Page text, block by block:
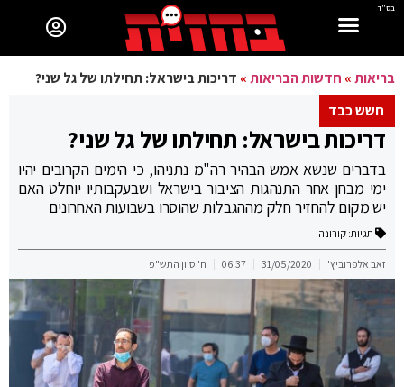
בס"ד
בריאות» חדשות הבריאות» דריכות בישראל: תחילתו של גל שני?
חשש כבד
דריכות בישראל: תחילתו של גל שני?
בדברים שנשא אמש הבהיר רה"מ נתניהו, כי הימים הקרובים יהיו
ימי מבחן אחר התנהגות הציבור בישראל ושבעקבותיו יוחלט האם
יש מקום להחזיר חלק מההגבלות שהוסרו בשבועות האחרונים
תגיות: קורונה
זאב אלפרוביץ' 31/05/2020
06:37 ח' סיון התש"פ